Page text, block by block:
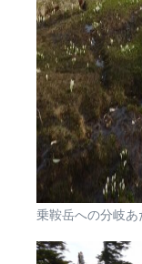
乗鞍岳への分岐